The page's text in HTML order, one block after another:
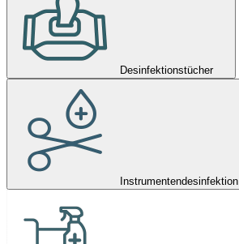
Desinfektionstücher
Instrumentendesinfektion